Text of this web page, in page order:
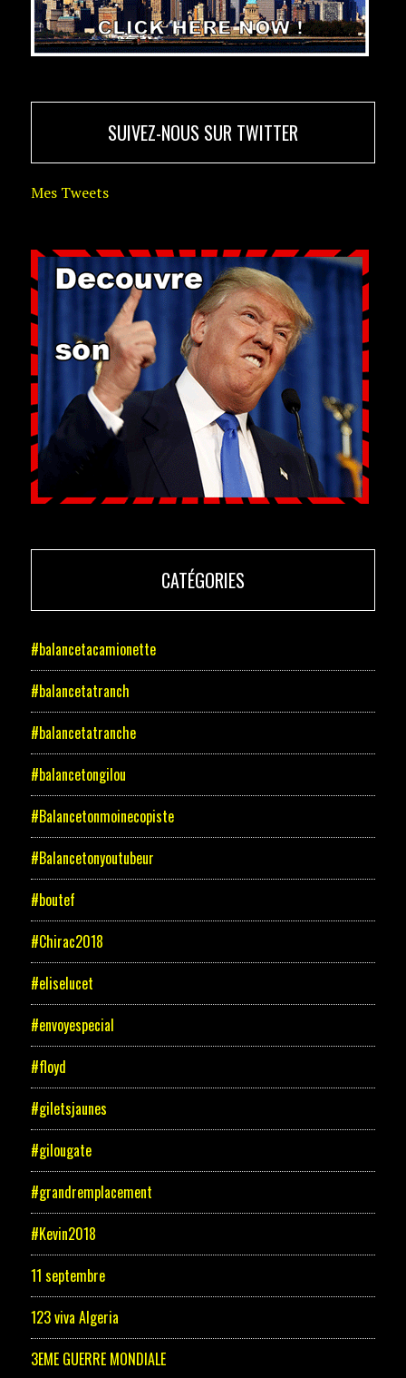
SUIVEZ-NOUS SUR TWITTER
Mes Tweets
CATÉGORIES
#balancetacamionette
#balancetatranch
#balancetatranche
#balancetongilou
#Balancetonmoinecopiste
#Balancetonyoutubeur
#boutef
#Chirac2018
#eliselucet
#envoyespecial
#floyd
#giletsjaunes
#gilougate
#grandremplacement
#Kevin2018
11 septembre
123 viva Algeria
3EME GUERRE MONDIALE